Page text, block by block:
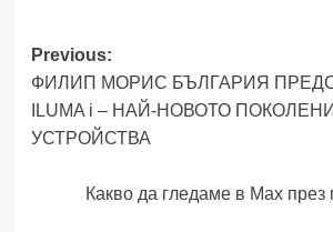
Post
navigation
Previous:
ФИЛИП МОРИС БЪЛГАРИЯ
ILUMA i – НАЙ-НОВОТО
УСТРОЙСТВА
Какво да гледаме в Max